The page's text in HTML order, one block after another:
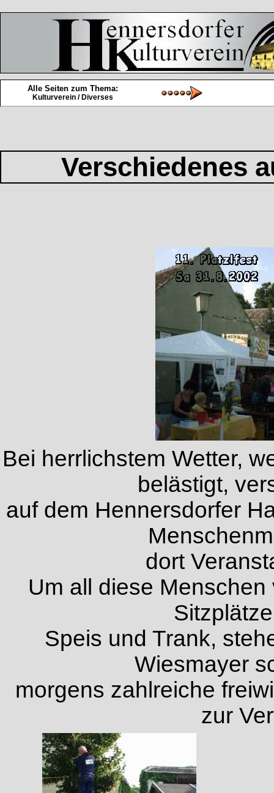
Alle Seiten zum Thema:
Kulturverein / Diverses
Verschiedenes
Bei herrlichstem Wetter,
belästigt,
auf dem Hennersdorfer
dort
Um all diese
Speis und Trank,
Wiesmayer
morgens zahlreiche
zur